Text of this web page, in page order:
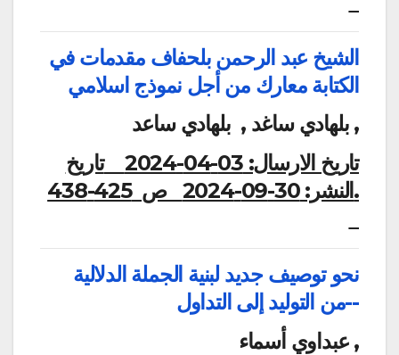
الشيخ عبد الرحمن بلحفاف مقدمات في
الكتابة معارك من أجل نموذج اسلامي
بلهادي ساغد , بلهادي ساعد ,
تاريخ الارسال:03-04-2024
تاريخ
النشر:30-09-2024 ص 425-438.
نحو توصيف جديد لبنية الجملة الدلالية
-من التوليد إلى التداول-
عبداوي أسماء ,